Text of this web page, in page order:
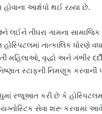
આક્ષેપો થઈ રહ્યા છે.
લઈને તીઘરા ગામના
હોસ્પિટલમાં તાત્કાલિક
મહિલાઓ, વૃદ્ધો અને ગંભીર
સ્ટાફની નિમણૂક કરવાની
રજૂઆત કરી છે કે
સેવા શરૂ કરવામાં